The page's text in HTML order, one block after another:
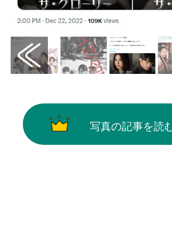
写真の記事を読